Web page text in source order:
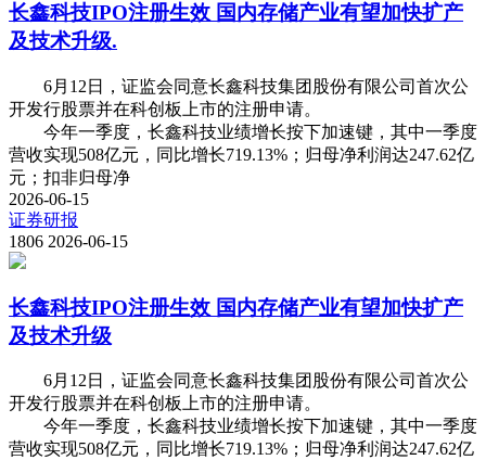
长鑫科技IPO注册生效 国内存储产业有望加快扩产
及技术升级.
6月12日，证监会同意长鑫科技集团股份有限公司首次公
开发行股票并在科创板上市的注册申请。
今年一季度，长鑫科技业绩增长按下加速键，其中一季度
营收实现508亿元，同比增长719.13%；归母净利润达247.62亿
元；扣非归母净
2026-06-15
证券研报
1806 2026-06-15
长鑫科技IPO注册生效 国内存储产业有望加快扩产
及技术升级
6月12日，证监会同意长鑫科技集团股份有限公司首次公
开发行股票并在科创板上市的注册申请。
今年一季度，长鑫科技业绩增长按下加速键，其中一季度
营收实现508亿元，同比增长719.13%；归母净利润达247.62亿